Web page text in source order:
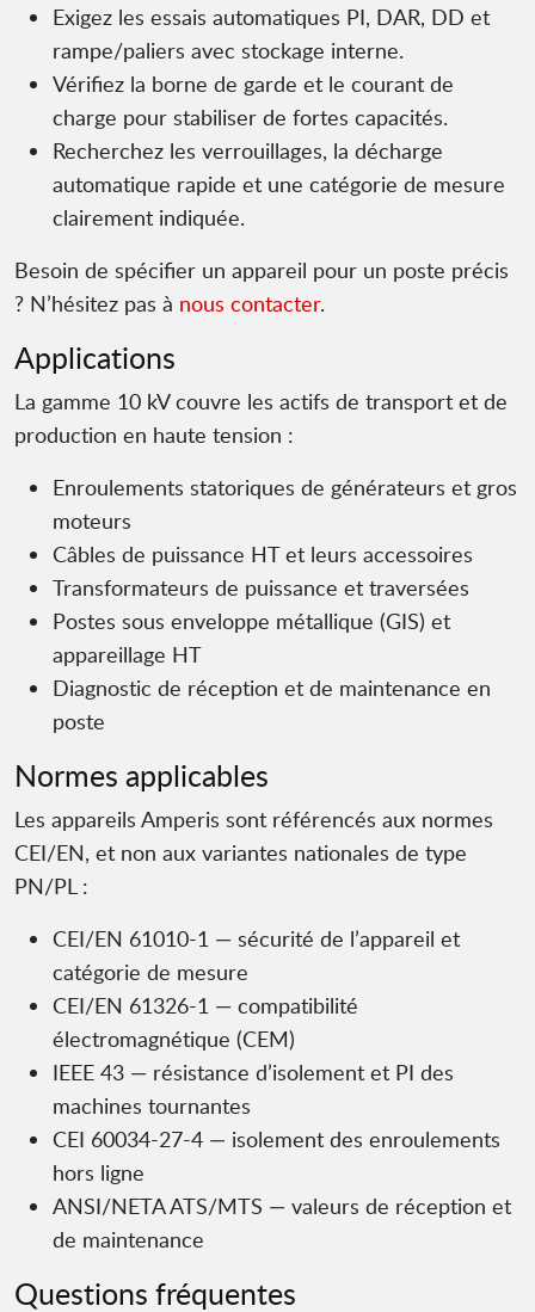
Exigez les essais automatiques PI, DAR, DD et
rampe/paliers avec stockage interne.
Vérifiez la borne de garde et le courant de
charge pour stabiliser de fortes capacités.
Recherchez les verrouillages, la décharge
automatique rapide et une catégorie de mesure
clairement indiquée.
Besoin de spécifier un appareil pour un poste précis
? N’hésitez pas à nous contacter.
Applications
La gamme 10 kV couvre les actifs de transport et de
production en haute tension :
Enroulements statoriques de générateurs et gros
moteurs
Câbles de puissance HT et leurs accessoires
Transformateurs de puissance et traversées
Postes sous enveloppe métallique (GIS) et
appareillage HT
Diagnostic de réception et de maintenance en
poste
Normes applicables
Les appareils Amperis sont référencés aux normes
CEI/EN, et non aux variantes nationales de type
PN/PL :
CEI/EN 61010-1 — sécurité de l’appareil et
catégorie de mesure
CEI/EN 61326-1 — compatibilité
électromagnétique (CEM)
IEEE 43 — résistance d’isolement et PI des
machines tournantes
CEI 60034-27-4 — isolement des enroulements
hors ligne
ANSI/NETA ATS/MTS — valeurs de réception et
de maintenance
Questions fréquentes